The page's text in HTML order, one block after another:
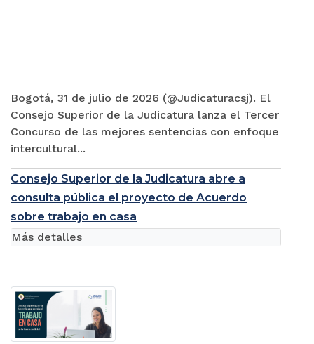
Bogotá, 31 de julio de 2026 (@Judicaturacsj). El
Consejo Superior de la Judicatura lanza el Tercer
Concurso de las mejores sentencias con enfoque
intercultural...
Consejo Superior de la Judicatura abre a
consulta pública el proyecto de Acuerdo
sobre trabajo en casa
Más detalles